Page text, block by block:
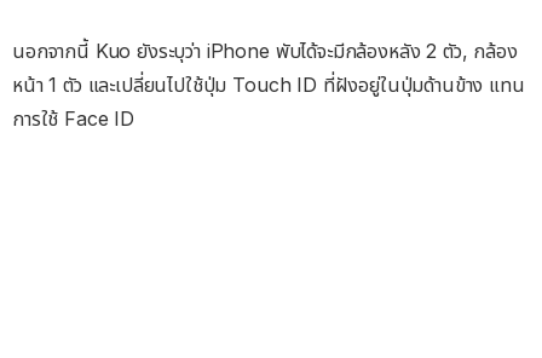
นอกจากนี้ Kuo ยังระบุว่า iPhone พับได้จะมีกล้องหลัง 2 ตัว, กล้อง
หน้า 1 ตัว และเปลี่ยนไปใช้ปุ่ม Touch ID ที่ฝังอยู่ในปุ่มด้านข้าง แทน
การใช้ Face ID